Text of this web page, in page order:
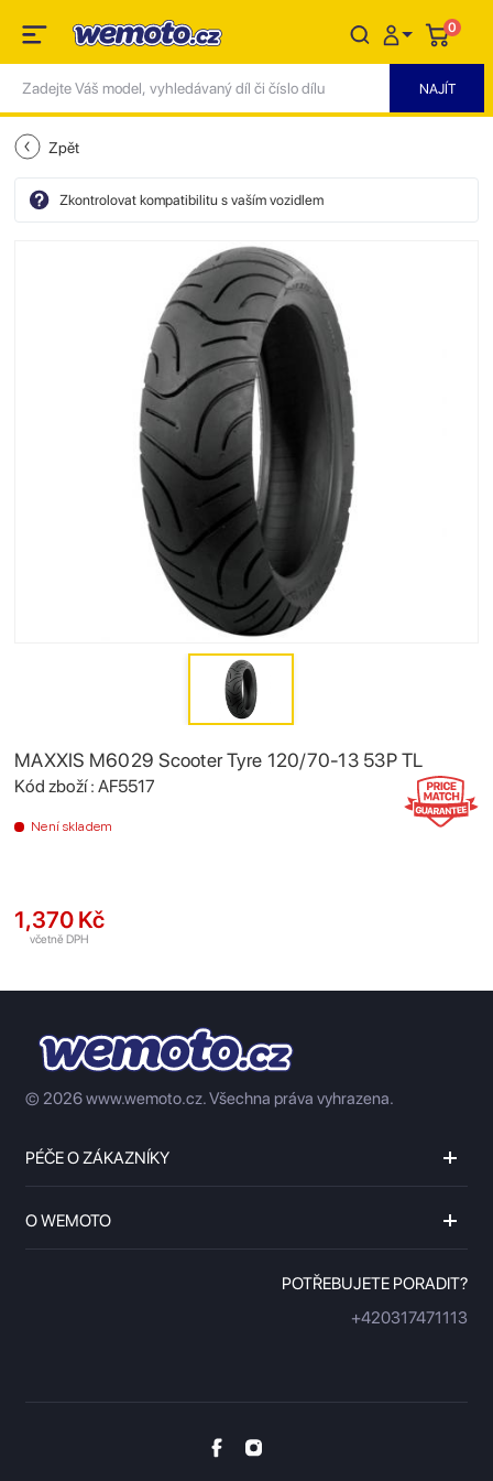
0
Zpět
Zkontrolovat kompatibilitu s vaším vozidlem
MAXXIS M6029 Scooter Tyre 120/70-13 53P TL
Kód zboží : AF5517
Není skladem
1,370 Kč
včetně DPH
© 2026 www.wemoto.cz.Všechna práva vyhrazena.
PÉČE O ZÁKAZNÍKY
O WEMOTO
POTŘEBUJETE PORADIT?
+420317471113